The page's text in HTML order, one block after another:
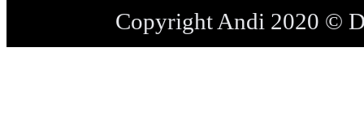
Copyright Andi 2020 ©